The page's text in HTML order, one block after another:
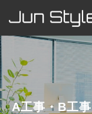
A工事・B工